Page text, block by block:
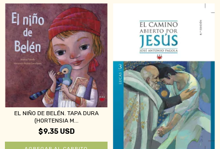
EL NIÑO DE BELÉN. TAPA DURA
(HORTENSIA M...
$9.35 USD